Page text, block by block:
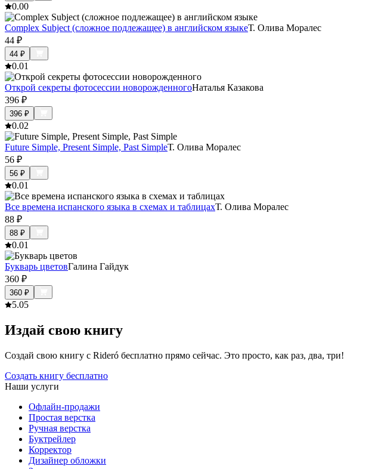
0.00
Complex Subject (сложное подлежащее) в английском языкеТ. Олива Моралес
44 ₽
44 ₽
0.01
Открой секреты фотосессии новорожденногоНаталья Казакова
396 ₽
396 ₽
0.02
Future Simple, Present Simple, Past SimpleТ. Олива Моралес
56 ₽
56 ₽
0.01
Все времена испанского языка в схемах и таблицахТ. Олива Моралес
88 ₽
88 ₽
0.01
Букварь цветовГалина Гайдук
360 ₽
360 ₽
5.05
Издай свою книгу
Создай свою книгу с Rideró бесплатно прямо сейчас. Это просто, как раз, два, три!
Создать книгу бесплатно
Наши услуги
Офлайн-продажи
Простая верстка
Ручная верстка
Буктрейлер
Корректор
Дизайнер обложки